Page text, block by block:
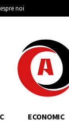
noi
ECONOMIC